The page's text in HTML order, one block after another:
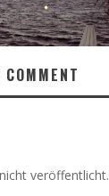
COMMENT
veröffentlicht.